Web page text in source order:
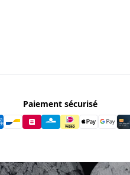
Paiement sécurisé